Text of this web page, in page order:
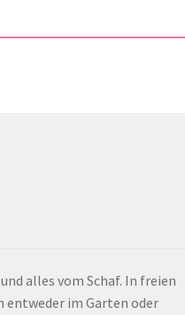
alles vom Schaf. In freien
entweder im Garten oder